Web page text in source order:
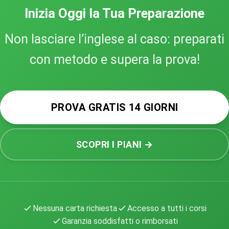
Inizia Oggi la Tua Preparazione
Non lasciare l’inglese al caso: preparati
con metodo e supera la prova!
PROVA GRATIS 14 GIORNI
SCOPRI I PIANI →
Nessuna carta richiesta
Accesso a tutti i corsi
Garanzia soddisfatti o rimborsati